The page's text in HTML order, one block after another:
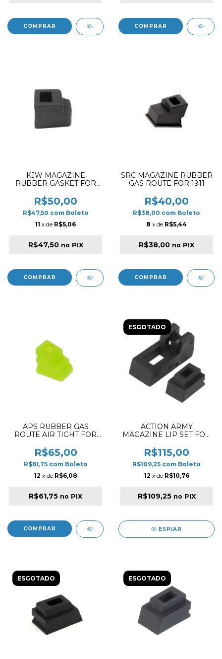
KJW MAGAZINE
RUBBER GASKET FOR
R$50,00
R$47,50 com Boleto
11 x de R$5,06
R$47,50 no PIX
SRC MAGAZINE RUBBER
GAS ROUTE FOR 1911
R$40,00
R$38,00 com Boleto
8 x de R$5,44
R$38,00 no PIX
APS RUBBER GAS
ROUTE AIR TIGHT FOR
R$65,00
R$61,75 com Boleto
12 x de R$6,08
R$61,75 no PIX
ESGOTADO
ACTION ARMY
MAGAZINE LIP SET FOR
R$115,00
R$109,25 com Boleto
12 x de R$10,76
R$109,25 no PIX
ESPIAR
ESGOTADO ESGOTADO